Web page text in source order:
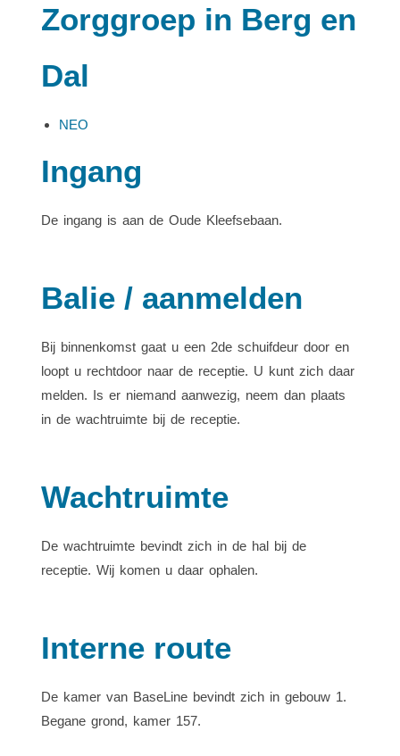
Zorggroep in Berg en
Dal
NEO
Ingang
De ingang is aan de Oude Kleefsebaan.
Balie / aanmelden
Bij binnenkomst gaat u een 2de schuifdeur door en
loopt u rechtdoor naar de receptie. U kunt zich daar
melden. Is er niemand aanwezig, neem dan plaats
in de wachtruimte bij de receptie.
Wachtruimte
De wachtruimte bevindt zich in de hal bij de
receptie. Wij komen u daar ophalen.
Interne route
De kamer van BaseLine bevindt zich in gebouw 1.
Begane grond, kamer 157.